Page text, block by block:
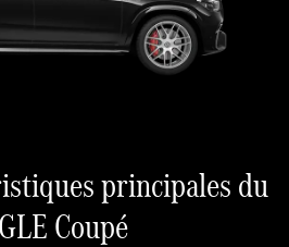
principales du
GLE Coupé